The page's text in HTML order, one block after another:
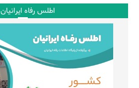
اطلس رفاه ایرانیان